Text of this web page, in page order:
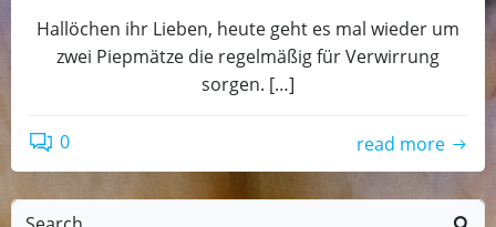
Hallöchen ihr Lieben, heute geht es mal wieder um
zwei Piepmätze die regelmäßig für Verwirrung
sorgen. […]
0 read more
Search